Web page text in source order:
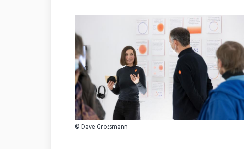
© Dave Grossmann